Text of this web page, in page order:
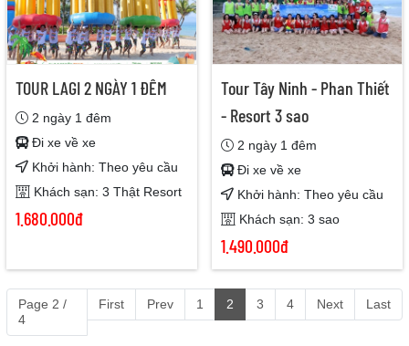
TOUR LAGI 2 NGÀY 1 ĐÊM
2 ngày 1 đêm
Đi xe về xe
Khởi hành: Theo yêu cầu
Khách sạn: 3 Thật Resort
1.680.000đ
Tour Tây Ninh - Phan Thiết
- Resort 3 sao
2 ngày 1 đêm
Đi xe về xe
Khởi hành: Theo yêu cầu
Khách sạn: 3 sao
1.490.000đ
Page 2 /
4
First Prev 1 2 3 4 Next Last